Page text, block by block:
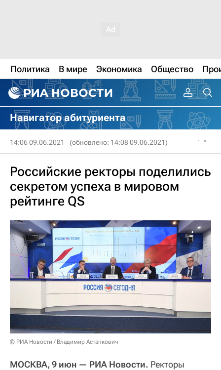
Политика В мире Экономика Общество
Навигатор абитуриента
14:06 09.06.2021 (обновлено: 14:08 09.06.2021)
Российские ректоры поделились
секретом успеха в мировом
рейтинге QS
© РИА Новости / Владимир Астапкович
МОСКВА, 9 июн — РИА Новости. Ректоры